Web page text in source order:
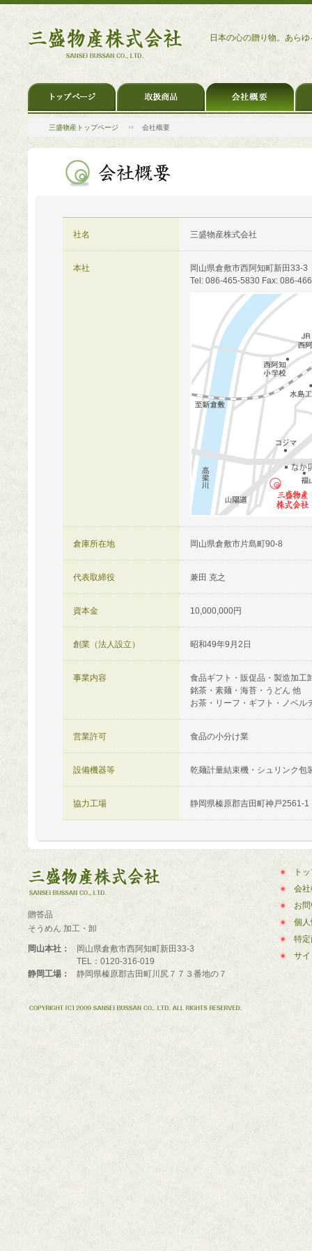
日本の心の贈り物。あら
三盛物産トップページ 会社概要
社名 三盛物産株式会社
本社
岡山県倉敷市西阿知町新田33-3
Tel: 086-465-5830 Fax: 086-
倉庫所在地 岡山県倉敷市片島町90-8
代表取締役 兼田 克之
資本金 10,000,000円
創業（法人設立） 昭和49年9月2日
事業内容
食品ギフト・販促品・製造加工
銘茶・素麺・海苔・うどん 他
お茶・リーフ・ギフト・ノベル
営業許可 食品の小分け業
設備機器等 乾麺計量結束機・シュリンク包
協力工場 静岡県榛原郡吉田町神戸2561-1
贈答品
そうめん 加工・卸
岡山本社：
岡山県倉敷市西阿知町新田33-3
TEL：0120-316-019
静岡工場：
静岡県榛原郡吉田町川尻７７３番地の７
ト
会
お
個
特
サ